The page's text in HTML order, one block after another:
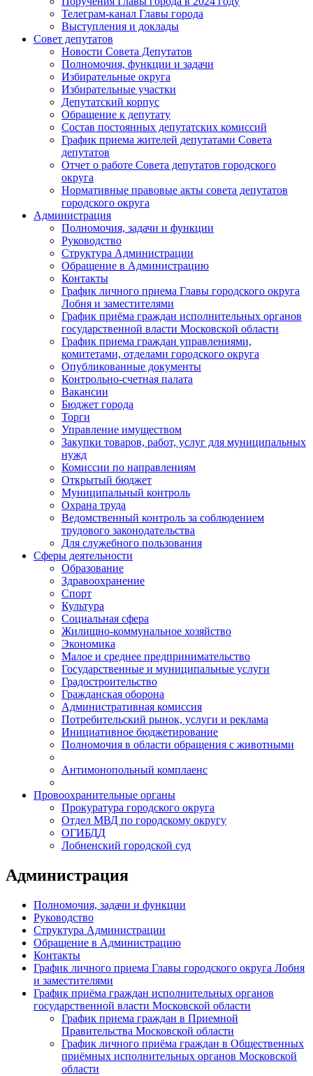
Телеграм-канал Главы города
Выступления и доклады
Совет депутатов
Новости Совета Депутатов
Полномочия, функции и задачи
Избирательные округа
Избирательные участки
Депутатский корпус
Обращение к депутату
Состав постоянных депутатских комиссий
График приема жителей депутатами Совета
депутатов
Отчет о работе Совета депутатов городского
округа
Нормативные правовые акты совета депутатов
городского округа
Администрация
Полномочия, задачи и функции
Руководство
Структура Администрации
Обращение в Администрацию
Контакты
График личного приема Главы городского округа
Лобня и заместителями
График приёма граждан исполнительных органов
государственной власти Московской области
График приема граждан управлениями,
комитетами, отделами городского округа
Опубликованные документы
Контрольно-счетная палата
Вакансии
Бюджет города
Торги
Управление имуществом
Закупки товаров, работ, услуг для муниципальных
нужд
Комиссии по направлениям
Открытый бюджет
Муниципальный контроль
Охрана труда
Ведомственный контроль за соблюдением
трудового законодательства
Для служебного пользования
Сферы деятельности
Образование
Здравоохранение
Спорт
Культура
Социальная сфера
Жилищно-коммунальное хозяйство
Экономика
Малое и среднее предпринимательство
Государственные и муниципальные услуги
Градостроительство
Гражданская оборона
Административная комиссия
Потребительский рынок, услуги и реклама
Инициативное бюджетирование
Полномочия в области обращения с животными
Антимонопольный комплаенс
Провоохранительные органы
Прокуратура городского округа
Отдел МВД по городскому округу
ОГИБДД
Лобненский городской суд
Администрация
Полномочия, задачи и функции
Руководство
Структура Администрации
Обращение в Администрацию
Контакты
График личного приема Главы городского округа Лобня
и заместителями
График приёма граждан исполнительных органов
государственной власти Московской области
График приема граждан в Приемной
Правительства Московской области
График личного приёма граждан в Общественных
приёмных исполнительных органов Московской
области